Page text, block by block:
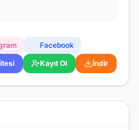
Facebook
Kayıt Ol İndir